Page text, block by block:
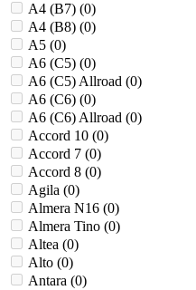
A4 (B7) (0)
A4 (B8) (0)
A5 (0)
A6 (C5) (0)
A6 (C5) Allroad (0)
A6 (C6) (0)
A6 (C6) Allroad (0)
Accord 10 (0)
Accord 7 (0)
Accord 8 (0)
Agila (0)
Almera N16 (0)
Almera Tino (0)
Altea (0)
Alto (0)
Antara (0)